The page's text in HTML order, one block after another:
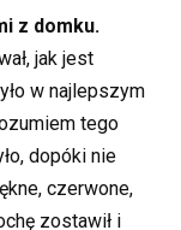
z domku.
jak jest
w najlepszym
tego
dopóki nie
czerwone,
zostawił i